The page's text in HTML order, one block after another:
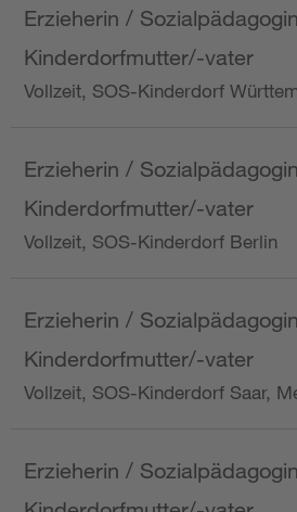
Erzieherin /
Kinderdorfmutter/-vater
Vollzeit, SOS-Kinderdorf
Erzieherin /
Kinderdorfmutter/-vater
Vollzeit, SOS-Kinderdorf Berlin
Erzieherin /
Kinderdorfmutter/-vater
Vollzeit, SOS-Kinderdorf Saar,
Erzieherin /